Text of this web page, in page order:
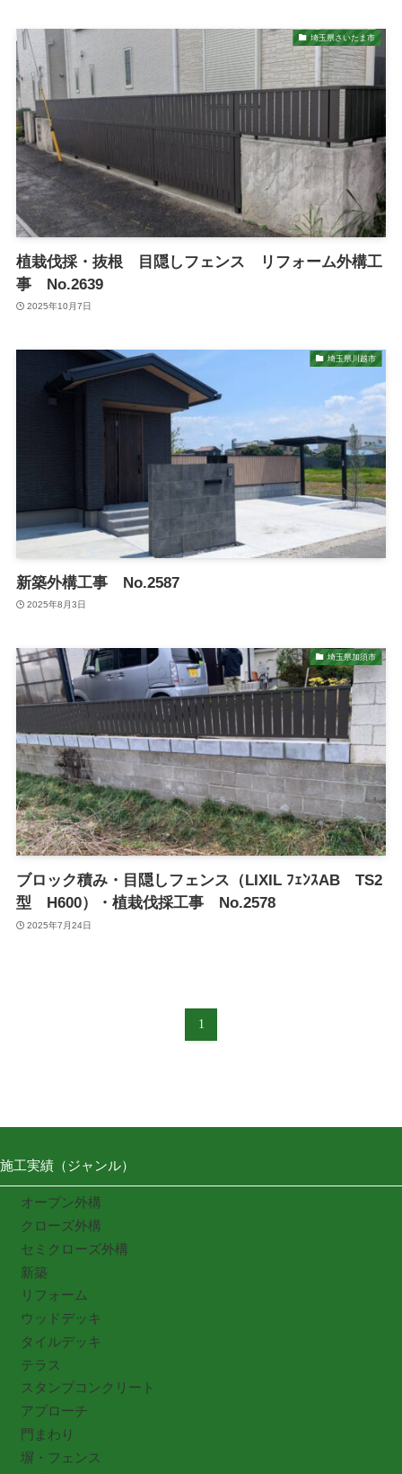
埼玉県さいたま市
植栽伐採・抜根 目隠しフェンス リフォーム外構工
事 No.2639
2025年10月7日
埼玉県川越市
新築外構工事 No.2587
2025年8月3日
埼玉県加須市
ブロック積み・目隠しフェンス（LIXIL ﾌｪﾝｽAB TS2
型 H600）・植栽伐採工事 No.2578
2025年7月24日
1
施工実績（ジャンル）
オープン外構
クローズ外構
セミクローズ外構
新築
リフォーム
ウッドデッキ
タイルデッキ
テラス
スタンプコンクリート
アプローチ
門まわり
塀・フェンス